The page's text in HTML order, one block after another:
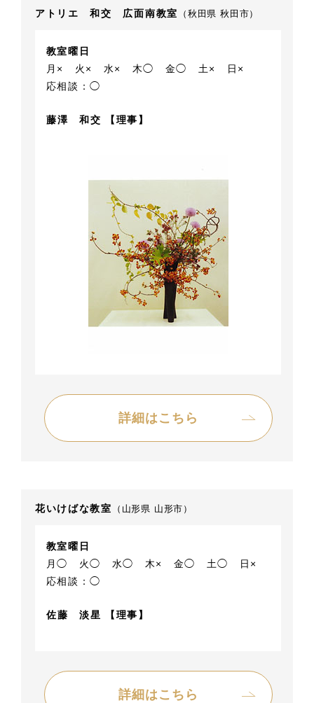
アトリエ 和交 広面南教室 （秋田県 秋田市）
教室曜日
月×
火× 水× 木◯ 金◯ 土×
日×
応相談：◯
藤澤 和交 【理事】
詳細はこちら
花いけばな教室 （山形県 山形市）
教室曜日
月◯
火◯ 水◯ 木× 金◯ 土◯
日×
応相談：◯
佐藤 淡星 【理事】
詳細はこちら